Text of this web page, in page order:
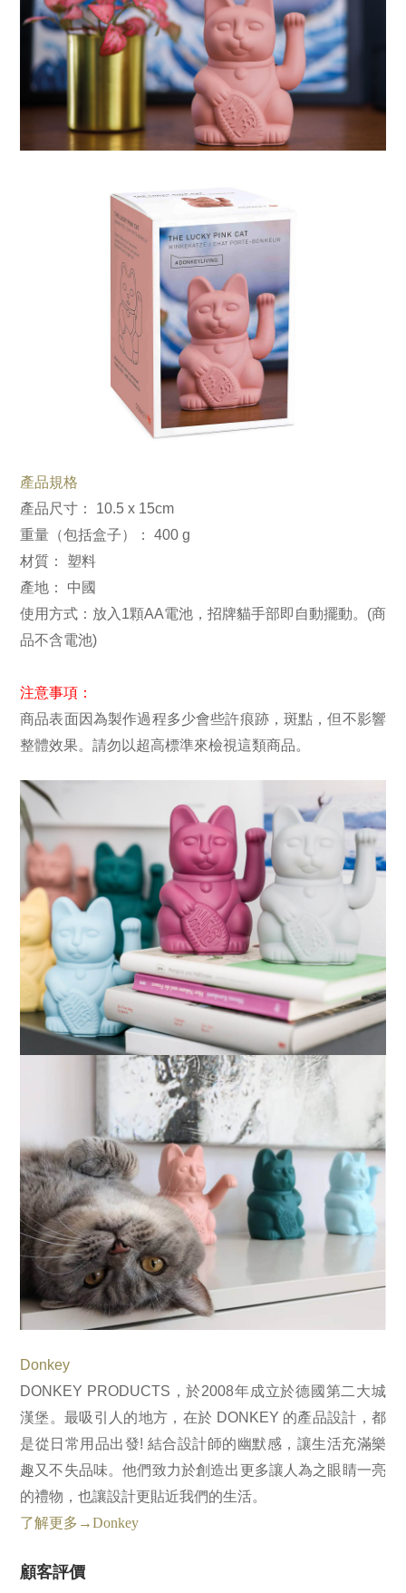
產品規格
產品尺寸： 10.5 x 15cm
重量（包括盒子）： 400 g
材質： 塑料
產地： 中國
使用方式：放入1顆AA電池，招牌貓手部即自動擺動。(商
品不含電池)
注意事項：
商品表面因為製作過程多少會些許痕跡，斑點，但不影響
整體效果。請勿以超高標準來檢視這類商品。
Donkey
DONKEY PRODUCTS，於2008年成立於德國第二大城
漢堡。最吸引人的地方，在於 DONKEY 的產品設計，都
是從日常用品出發! 結合設計師的幽默感，讓生活充滿樂
趣又不失品味。他們致力於創造出更多讓人為之眼睛一亮
的禮物，也讓設計更貼近我們的生活。
了解更多→Donkey
顧客評價